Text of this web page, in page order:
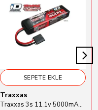
SEPETE EKLE
Traxxas
Traxxas 3s 11.1v 5000mAh Lipo Batarya (TRX 2872X)